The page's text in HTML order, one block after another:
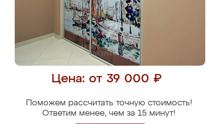
Цена: от 39 000 ₽
Поможем рассчитать точную стоимость!
Ответим менее, чем за 15 минут!